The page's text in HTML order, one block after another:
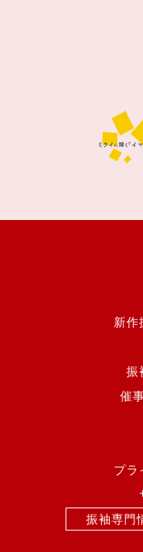
新作
振
催
プラ
振袖専門